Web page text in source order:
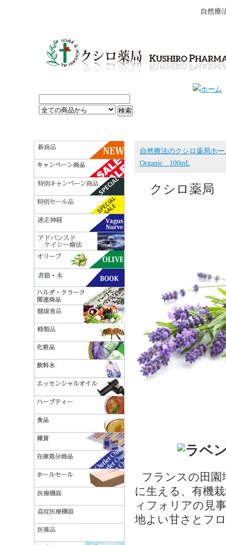
自然療
自然療法のクシロ薬局ホー
Organic 100mL
クシロ薬局
フランスの田
に生える、有機
ィフォリアの見
地よい甘さとフ